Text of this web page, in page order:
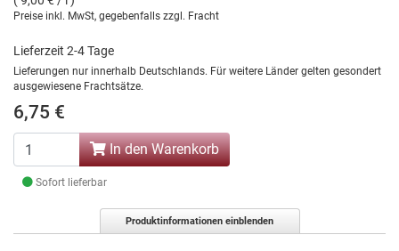
Preise inkl. MwSt, gegebenfalls zzgl. Fracht
Lieferzeit 2-4 Tage
Lieferungen nur innerhalb Deutschlands. Für weitere Länder gelten gesondert
ausgewiesene Frachtsätze.
6,75 €
In den Warenkorb
Sofort lieferbar
Produktinformationen einblenden